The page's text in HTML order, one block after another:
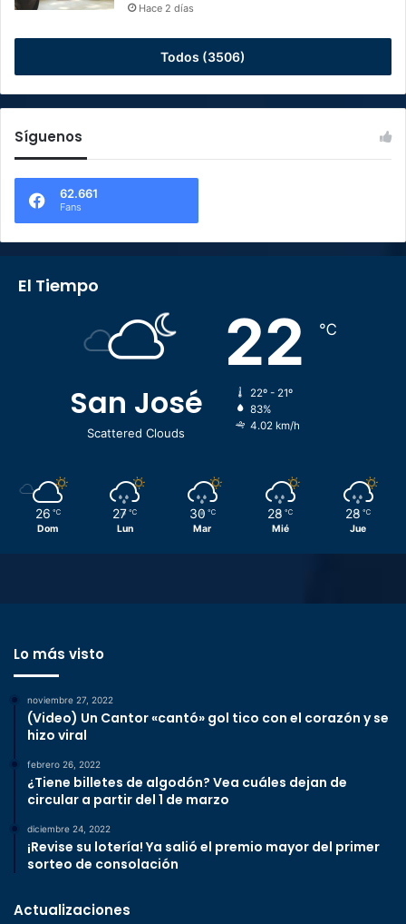
Hace 2 días
Todos (3506)
Síguenos
62.661
Fans
El Tiempo
San José
Scattered Clouds
22 ℃
22º - 21º
83%
4.02 km/h
26 ℃
Dom
27 ℃
Lun
30 ℃
Mar
28 ℃
Mié
28 ℃
Jue
Lo más visto
noviembre 27, 2022
(Video) Un Cantor «cantó» gol tico con el corazón y se
hizo viral
febrero 26, 2022
¿Tiene billetes de algodón? Vea cuáles dejan de
circular a partir del 1 de marzo
diciembre 24, 2022
¡Revise su lotería! Ya salió el premio mayor del primer
sorteo de consolación
Actualizaciones